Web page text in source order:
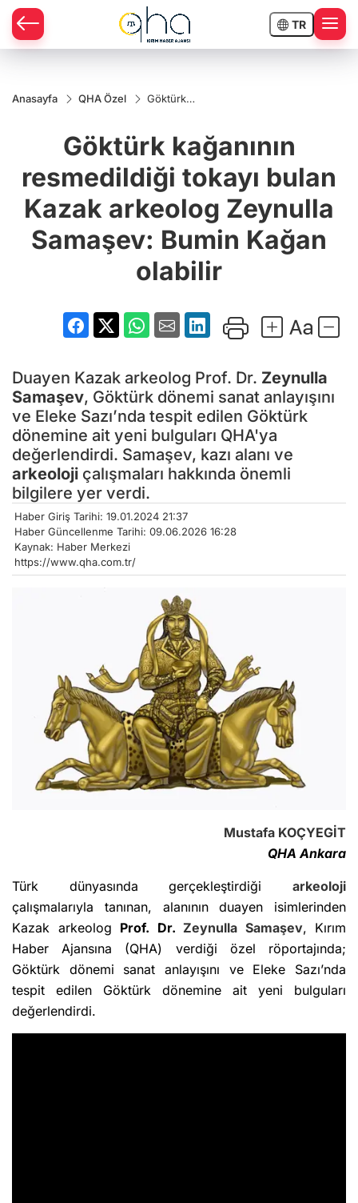
TR
Anasayfa QHA Özel
Göktürk
tokayı bulan
Kazak
Zeynulla
Samaşev:
Bumin
Kağan
Göktürk kağanının
resmedildiği tokayı bulan
Kazak arkeolog Zeynulla
Samaşev: Bumin Kağan
olabilir
Duayen Kazak arkeolog Prof. Dr. Zeynulla
Samaşev, Göktürk dönemi sanat anlayışını
ve Eleke Sazı’nda tespit edilen Göktürk
dönemine ait yeni bulguları QHA'ya
değerlendirdi. Samaşev, kazı alanı ve
arkeoloji çalışmaları hakkında önemli
bilgilere yer verdi.
Haber Giriş Tarihi: 19.01.2024 21:37
Haber Güncellenme Tarihi: 09.06.2026 16:28
Kaynak: Haber Merkezi
https://www.qha.com.tr/
Mustafa KOÇYEGİT
QHA Ankara
Türk dünyasında gerçekleştirdiği arkeoloji
çalışmalarıyla tanınan, alanının duayen isimlerinden
Kazak arkeolog Prof. Dr. Zeynulla Samaşev, Kırım
Haber Ajansına (QHA) verdiği özel röportajında;
Göktürk dönemi sanat anlayışını ve Eleke Sazı’nda
tespit edilen Göktürk dönemine ait yeni bulguları
değerlendirdi.